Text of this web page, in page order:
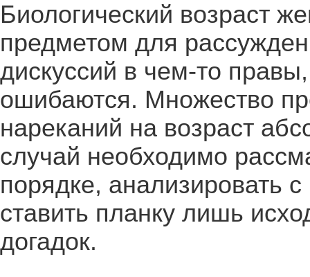
Биологический возраст
предметом для
дискуссий в чем-то
ошибаются. Множество
нареканий на возраст
случай необходимо
порядке, анализировать
ставить планку лишь
догадок.